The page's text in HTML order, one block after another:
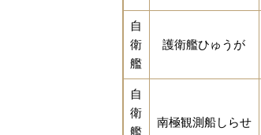
自
衛
艦
護衛艦ひゅうが
自
衛
艦
南極観測船しらせ